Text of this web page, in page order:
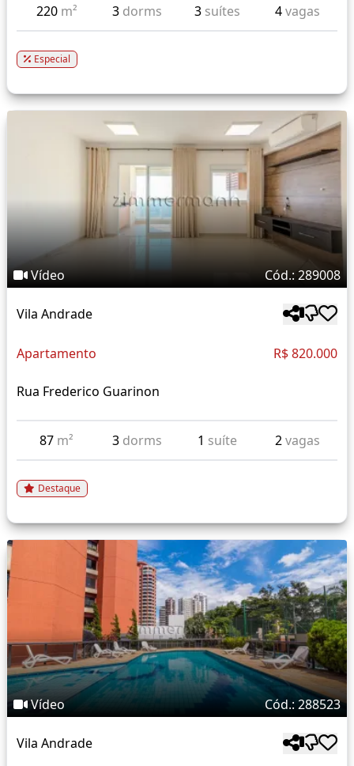
220 m² 3 dorms 3 suítes 4vagas
Especial
Vídeo Cód.: 289008
Vila Andrade
Apartamento R$ 820.000
Rua Frederico Guarinon
87 m² 3 dorms 1 suíte 2vagas
Destaque
Vídeo Cód.: 288523
Vila Andrade